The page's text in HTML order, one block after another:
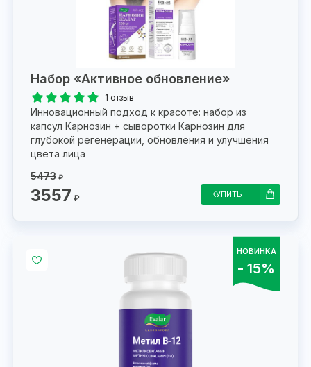
Набор «Активное обновление»
1 отзыв
Инновационный подход к красоте: набор из
капсул Карнозин + сыворотки Карнозин для
глубокой регенерации, обновления и улучшения
цвета лица
5473 ₽
3557 ₽ КУПИТЬ
НОВИНКА
- 15%